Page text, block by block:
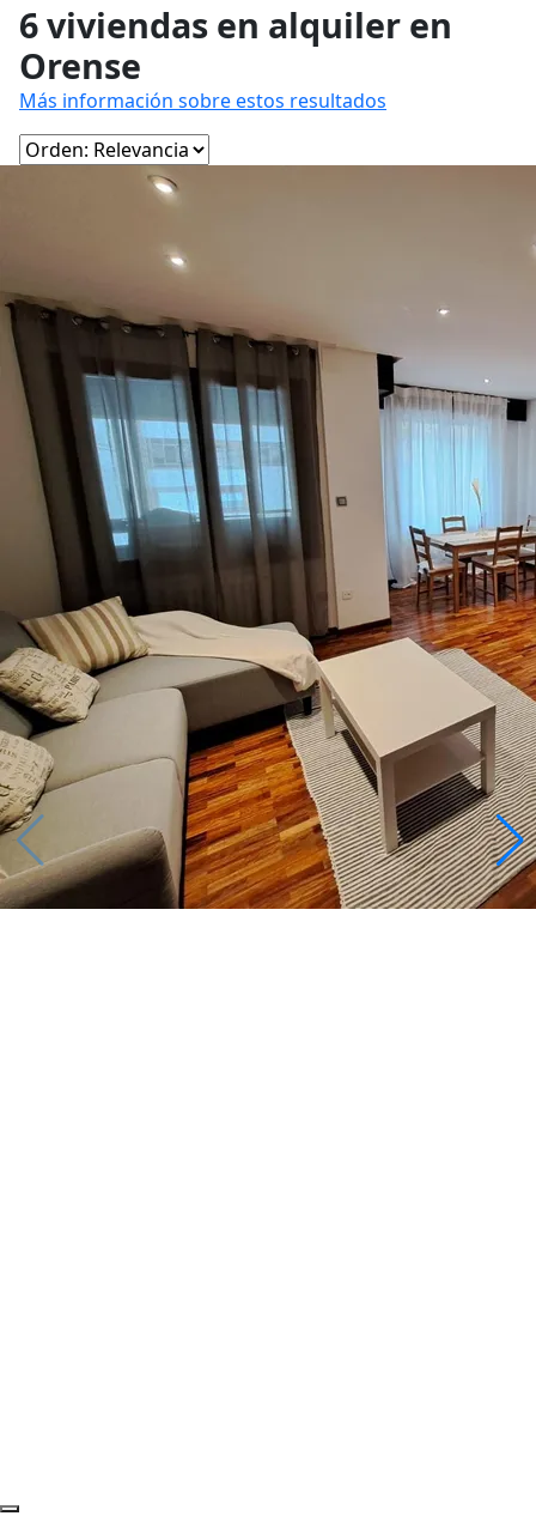
6 viviendas en alquiler en
Orense
Más información sobre estos resultados